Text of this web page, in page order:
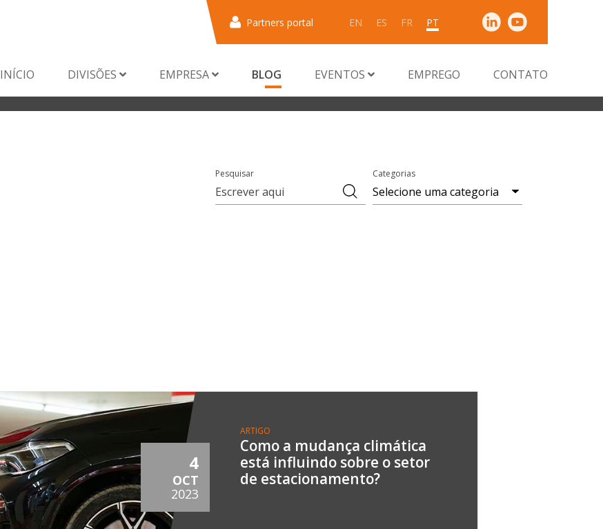
Partners portal EN ES FR PT
INÍCIO DIVISÕES EMPRESA BLOG EVENTOS EMPREGO CONTATO
Pesquisar Categorias
ARTIGO
4
OCT
2023
Como a mudança climática
está influindo sobre o setor
de estacionamento?